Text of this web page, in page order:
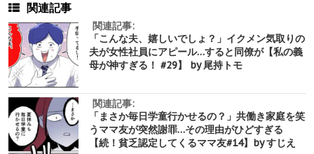
関連記事
関連記事:
「こんな夫、嬉しいでしょ？」イクメン気取りの
夫が女性社員にアピール…すると同僚が【私の義
母が神すぎる！ #29】 by 尾持トモ
関連記事:
「まさか毎日学童行かせるの？」共働き家庭を笑
うママ友が突然謝罪…その理由がひどすぎる
【続！貧乏認定してくるママ友#14】by すじえ